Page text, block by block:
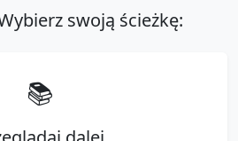
swoją ścieżkę:
📚